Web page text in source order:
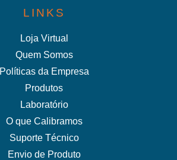
LINKS
Loja Virtual
Quem Somos
Políticas da Empresa
Produtos
Laboratório
O que Calibramos
Suporte Técnico
Envio de Produto